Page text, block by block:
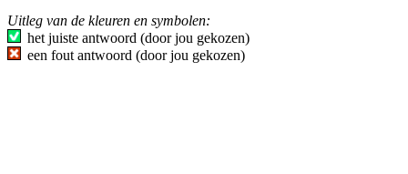
Uitleg van de kleuren en symbolen:
het juiste antwoord (door jou gekozen)
een fout antwoord (door jou gekozen)